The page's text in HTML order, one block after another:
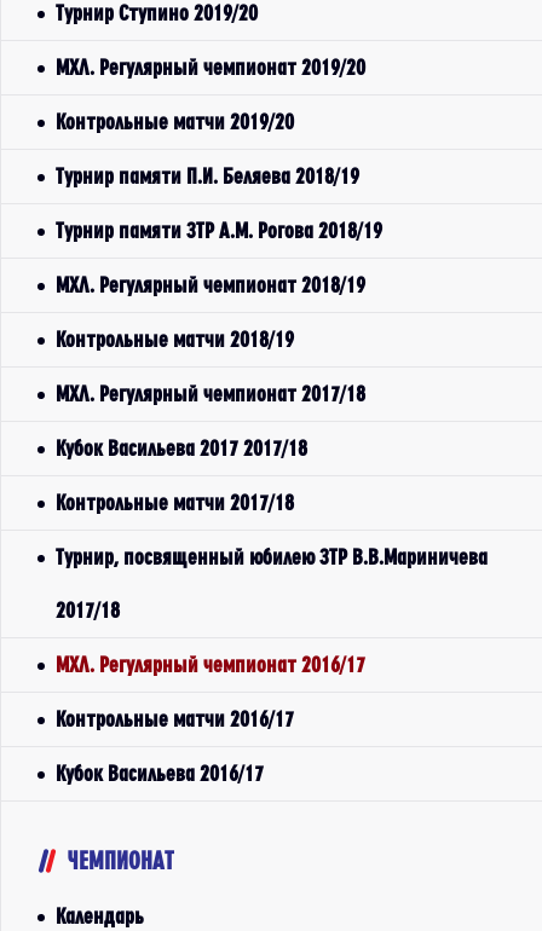
Турнир Ступино 2019/20
МХЛ. Регулярный чемпионат 2019/20
Контрольные матчи 2019/20
Турнир памяти П.И. Беляева 2018/19
Турнир памяти ЗТР А.М. Рогова 2018/19
МХЛ. Регулярный чемпионат 2018/19
Контрольные матчи 2018/19
МХЛ. Регулярный чемпионат 2017/18
Кубок Васильева 2017 2017/18
Контрольные матчи 2017/18
Турнир, посвященный юбилею ЗТР В.В.Мариничева
2017/18
МХЛ. Регулярный чемпионат 2016/17
Контрольные матчи 2016/17
Кубок Васильева 2016/17
ЧЕМПИОНАТ
Календарь